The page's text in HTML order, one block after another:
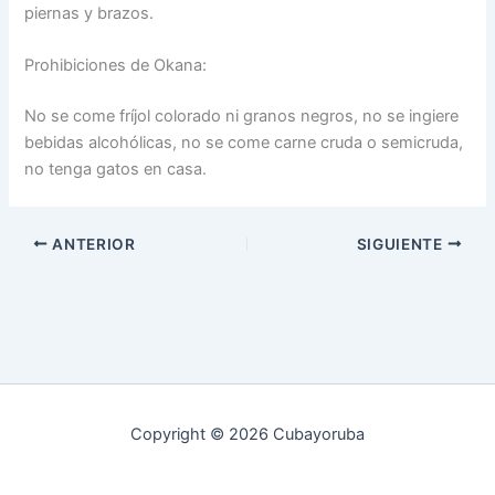
piernas y brazos.
Prohibiciones de Okana:
No se come fríjol colorado ni granos negros, no se ingiere
bebidas alcohólicas, no se come carne cruda o semicruda,
no tenga gatos en casa.
ANTERIOR SIGUIENTE
Copyright © 2026 Cubayoruba